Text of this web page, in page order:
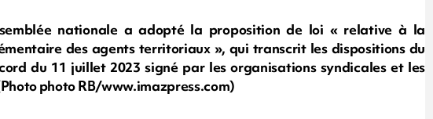
nationale a adopté la proposition de loi « relative à la
des agents territoriaux », qui transcrit les dispositions du
du 11 juillet 2023 signé par les organisations syndicales et les
photo RB/www.imazpress.com)